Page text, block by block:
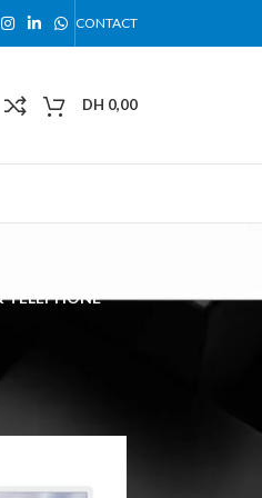
CONTACT
DH 0,00
TÉLÉPHONE